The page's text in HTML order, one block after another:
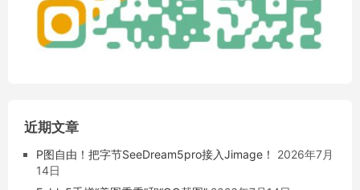
近期文章
P图自由！把字节SeeDream5pro接入Jimage！
2026年7月
14日